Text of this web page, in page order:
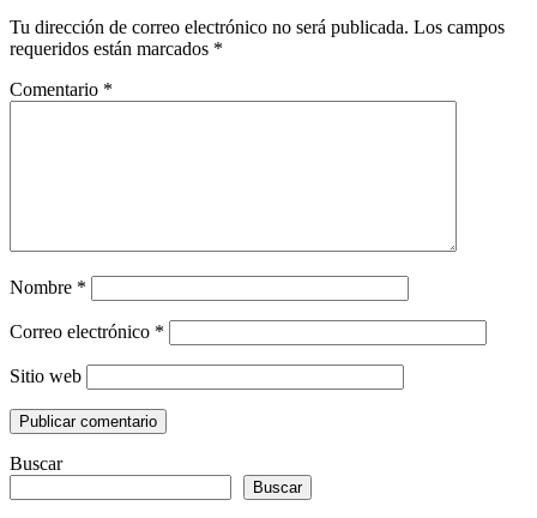
Tu dirección de correo electrónico no será publicada. Los campos
requeridos están marcados *
Comentario *
Nombre *
Correo electrónico *
Sitio web
Buscar
Buscar